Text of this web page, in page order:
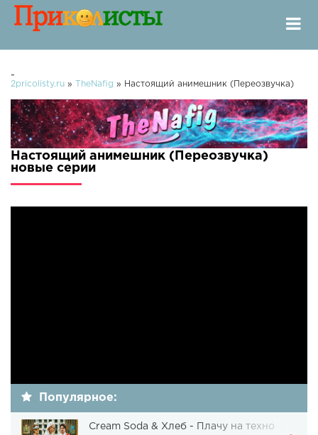
-
2pricolisty.ru » TheNafig » Настоящий анимешник (Переозвучка)
Настоящий анимешник (Переозвучка)
новые серии
Популярное:
Cream Soda & Хлеб - Плачу на техно